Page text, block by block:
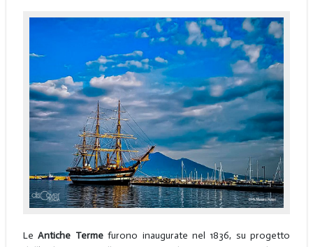
LeAntiche Termefurono inaugurate nel 1836, su progetto